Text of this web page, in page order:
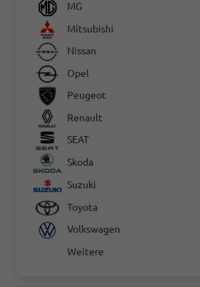
MG
Mitsubishi
Nissan
Opel
Peugeot
Renault
SEAT
Skoda
Suzuki
Toyota
Volkswagen
Weitere